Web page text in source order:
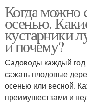
Когда можно
осенью.
кустарники
и почему?
Садоводы каждый год
сажать плодовые
осенью или весной.
преимуществами и